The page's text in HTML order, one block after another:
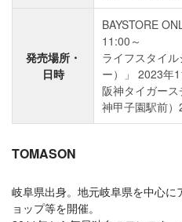
発売場所・
日時
BAYSTORE
11:00～
ライフスタイ
ー）」 2023年
阪神タイガー
神甲子園駅前
TOMASON
岐阜県出身。地元岐阜県を中心
ョップ等を開催。